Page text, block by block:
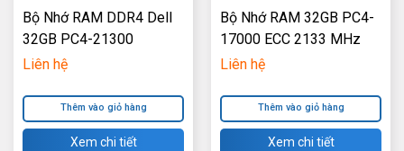
Bộ Nhớ RAM DDR4 Dell
32GB PC4-21300
2666MHz ECC
Liên hệ
Thêm vào giỏ hàng
Xem chi tiết
Bộ Nhớ RAM 32GB PC4-
17000 ECC 2133 MHz
Registered DIMMs
Liên hệ
Thêm vào giỏ hàng
Xem chi tiết